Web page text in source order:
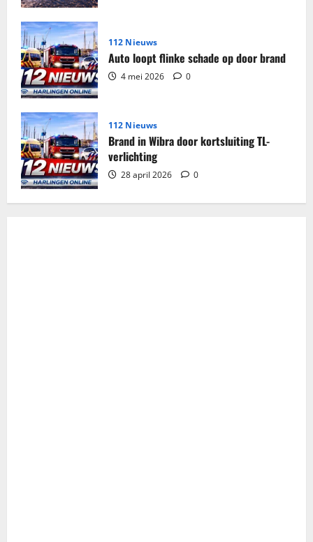
112 Nieuws
Auto loopt flinke schade op door brand
4 mei 2026 0
112 Nieuws
Brand in Wibra door kortsluiting TL-
verlichting
28 april 2026 0